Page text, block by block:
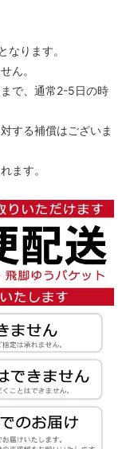
なります。
ん。
で、通常2-5日の時
する補償はございま
ます。